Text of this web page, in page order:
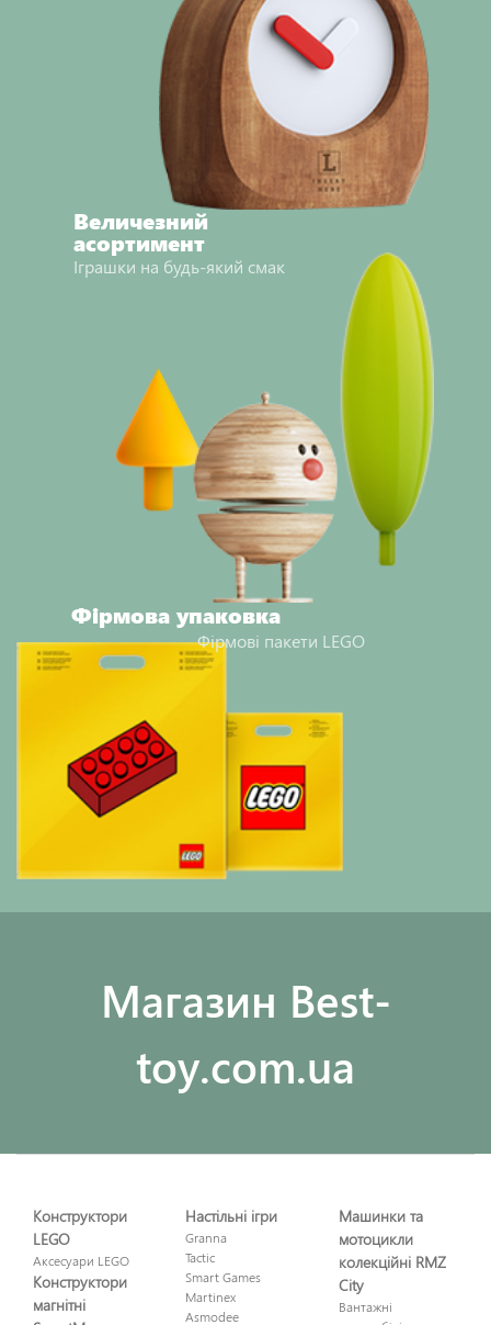
Величезний
асортимент
Іграшки на будь-який смак
Фірмова упаковка
Фірмові пакети LEGO
Maгазин Best-
toy.com.ua
Конструктори
LEGO
Аксесуари LEGO
Конструктори
магнітні
Настільні ігри
Granna
Tactic
Smart Games
Martinex
Asmodee
Машинки та
мотоцикли
колекційні RMZ
City
Вантажні